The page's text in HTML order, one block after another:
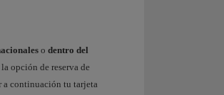
o dentro del
opción de reserva de
a continuación tu tarjeta